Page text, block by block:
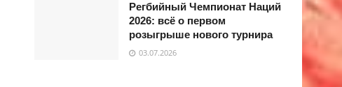
Регбийный Чемпионат Наций
2026: всё о первом
розыгрыше нового турнира
03.07.2026